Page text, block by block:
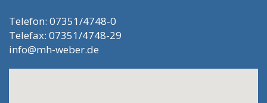
Telefon: 07351/4748-0
Telefax: 07351/4748-29
info@mh-weber.de